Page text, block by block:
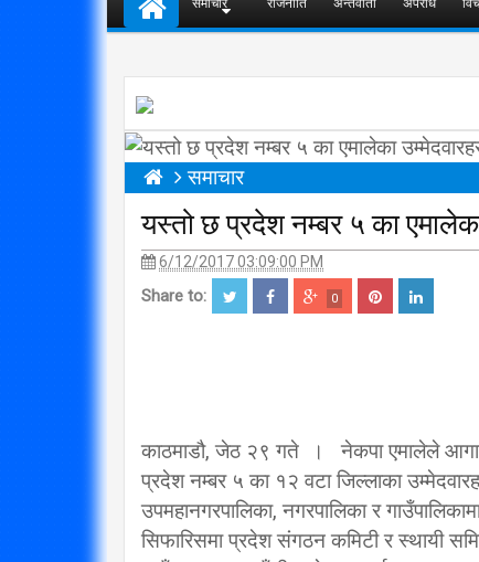
समाचार
यस्तो छ प्रदेश नम्बर ५ का
6/12/2017 03:09:00 PM
Share to: 0
काठमाडौ, जेठ २९ गते । नेकपा एमालेले
प्रदेश नम्बर ५ का १२ वटा जिल्लाका
उपमहानगरपालिका, नगरपालिका र
सिफारिसमा प्रदेश संगठन कमिटी र स्थायी